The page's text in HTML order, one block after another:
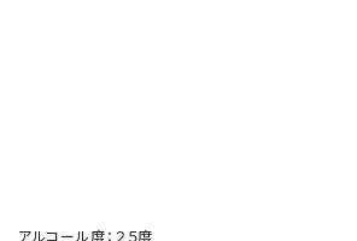
アルコール度： ２５度